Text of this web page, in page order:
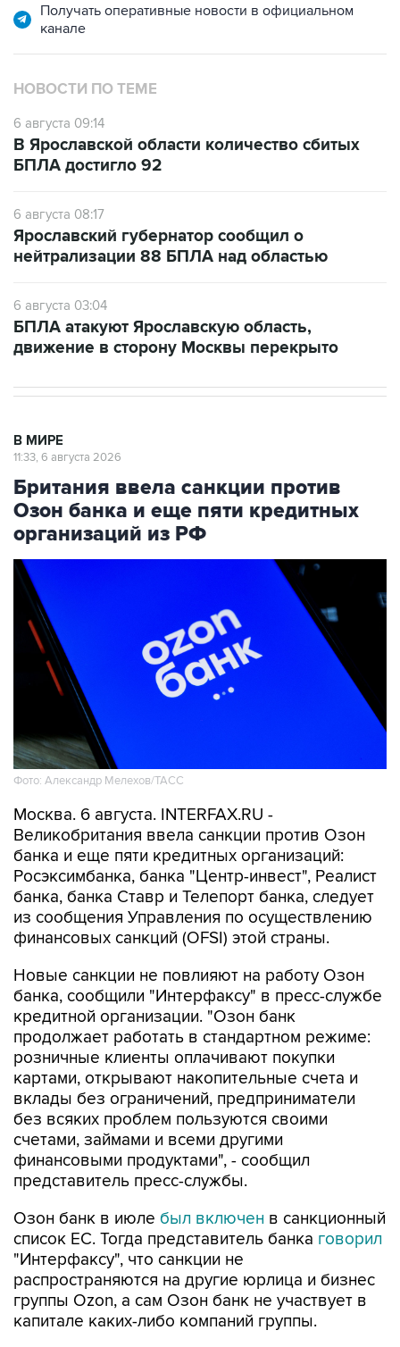
Получать оперативные новости в официальном
канале
НОВОСТИ ПО ТЕМЕ
6 августа 09:14
В Ярославской области количество сбитых
БПЛА достигло 92
6 августа 08:17
Ярославский губернатор сообщил о
нейтрализации 88 БПЛА над областью
6 августа 03:04
БПЛА атакуют Ярославскую область,
движение в сторону Москвы перекрыто
В МИРЕ
11:33, 6 августа 2026
Британия ввела санкции против
Озон банка и еще пяти кредитных
организаций из РФ
Фото: Александр Мелехов/ТАСС
Москва. 6 августа. INTERFAX.RU -
Великобритания ввела санкции против Озон
банка и еще пяти кредитных организаций:
Росэксимбанка, банка "Центр-инвест", Реалист
банка, банка Ставр и Телепорт банка, следует
из сообщения Управления по осуществлению
финансовых санкций (OFSI) этой страны.
Новые санкции не повлияют на работу Озон
банка, сообщили "Интерфаксу" в пресс-службе
кредитной организации. "Озон банк
продолжает работать в стандартном режиме:
розничные клиенты оплачивают покупки
картами, открывают накопительные счета и
вклады без ограничений, предприниматели
без всяких проблем пользуются своими
счетами, займами и всеми другими
финансовыми продуктами", - сообщил
представитель пресс-службы.
Озон банк в июле был включен в санкционный
список ЕС. Тогда представитель банка говорил
"Интерфаксу", что санкции не
распространяются на другие юрлица и бизнес
группы Ozon, а сам Озон банк не участвует в
капитале каких-либо компаний группы.